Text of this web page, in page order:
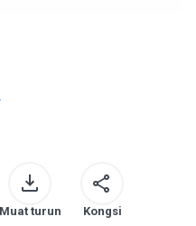
Muat turun Kongsi